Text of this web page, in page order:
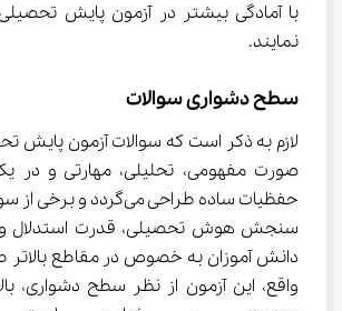
با آمادگی بیشتر در آزمون پایش
نمایند.
سطح دشواری سوالات
لازم به ذکر است که سوالات آزمون پایش
صورت مفهومی، تحلیلی، مهارتی و در یک
حفظیات ساده طراحی می‌گردد و
سنجش هوش تحصیلی، قدرت استدلال
واقع، این آزمون از نظر سطح دشواری،